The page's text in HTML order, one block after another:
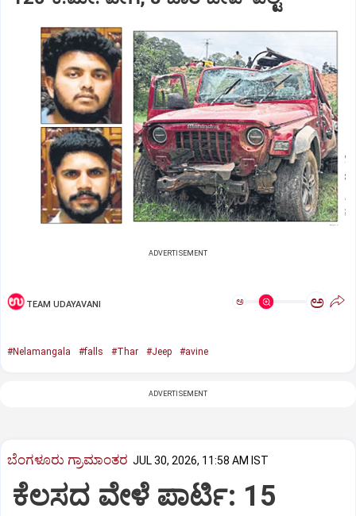
ADVERTISEMENT
TEAM UDAYAVANI ಅ ಅ
#Nelamangala #falls #Thar #Jeep #avine
ADVERTISEMENT
ಬೆಂಗಳೂರು ಗ್ರಾಮಾಂತರ JUL 30, 2026, 11:58 AM IST
ಕೆಲಸದ ವೇಳೆ ಪಾರ್ಟಿ: 15